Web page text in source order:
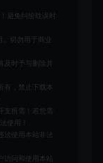
避免纠纷耽误时
。切勿用于商业
时予与删除并
有，禁止下载本
所需！若您需
使用！
法使用本站非法
访问和使用本站